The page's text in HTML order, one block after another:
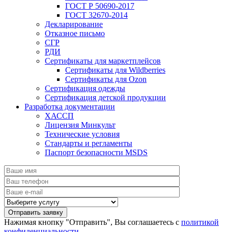
ГОСТ Р 50690-2017
ГОСТ 32670-2014
Декларирование
Отказное письмо
СГР
РДИ
Сертификаты для маркетплейсов
Сертификаты для Wildberries
Сертификаты для Ozon
Сертификация одежды
Сертификация детской продукции
Разработка документации
ХАССП
Лицензия Минкульт
Технические условия
Стандарты и регламенты
Паспорт безопасности MSDS
Нажимая кнопку "Отправить", Вы соглашаетесь с политикой